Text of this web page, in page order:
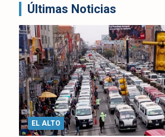
Últimas Noticias
EL ALTO